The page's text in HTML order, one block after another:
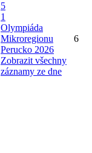
5
1
Olympiáda
Mikroregionu
Perucko 2026
Zobrazit všechny
záznamy ze dne
6